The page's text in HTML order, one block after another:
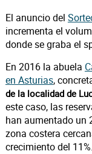
El anuncio del
incrementa el
donde se graba el
En 2016 la abuela
en Asturias,
de la localidad de
este caso, las
han aumentado un
zona costera
crecimiento del 11%.